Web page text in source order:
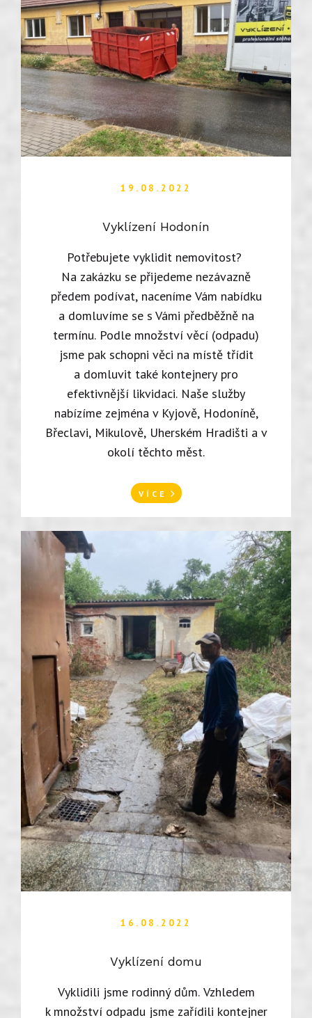
19.08.2022
Vyklízení Hodonín
Potřebujete vyklidit nemovitost?
Na zakázku se přijedeme nezávazně
předem podívat, naceníme Vám nabídku
a domluvíme se s Vámi předběžně na
termínu. Podle množství věcí (odpadu)
jsme pak schopni věci na místě třídit
a domluvit také kontejnery pro
efektivnější likvidaci. Naše služby
nabízíme zejména v Kyjově, Hodoníně,
Břeclavi, Mikulově, Uherském Hradišti a v
okolí těchto měst.
VÍCE
16.08.2022
Vyklízení domu
Vyklidili jsme rodinný dům. Vzhledem
k množství odpadu jsme zařídili kontejner